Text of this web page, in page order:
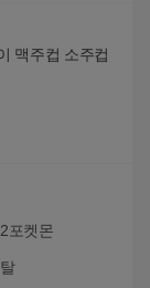
맥주컵 소주컵
포켓몬